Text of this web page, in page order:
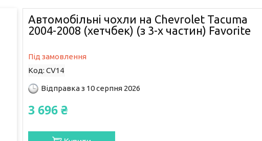
Автомобільні чохли на Chevrolet Taсuma
2004-2008 (хетчбек) (з 3-х частин) Favorite
Під замовлення
Код: CV14
Відправка з 10 серпня 2026
3 696 ₴